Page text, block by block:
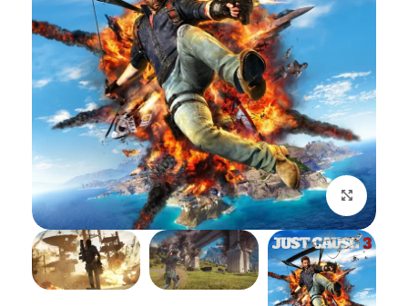
بزرگنمایی تصویر